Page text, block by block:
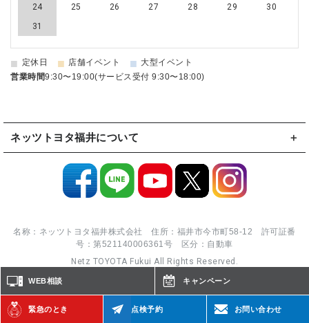
WEB相談 キャンペーン
緊急のとき 点検予約 お問い合わせ
24
25 26 27 28 29
30
31
■ 定休日 ■ 店舗イベント ■ 大型イベント
営業時間9:30〜19:00(サービス受付 9:30〜18:00)
ネッツトヨタ福井について
名称：ネッツトヨタ福井株式会社 住所：福井市今市町58-12 許可証番
号：第521140006361号 区分：自動車
Netz TOYOTA Fukui All Rights Reserved.